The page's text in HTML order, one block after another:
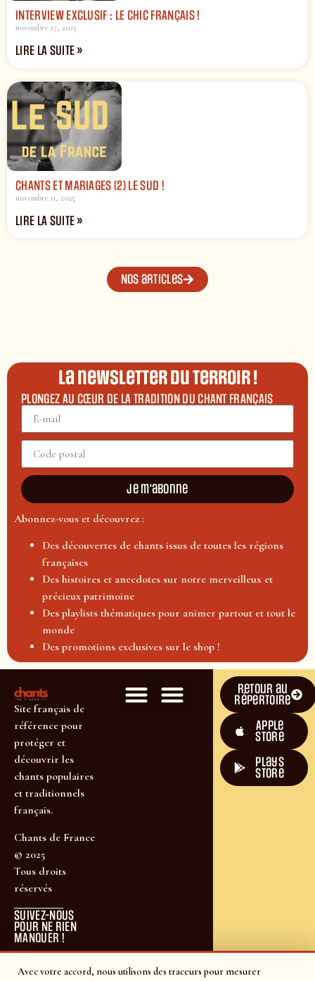
Avec votre accord, nous utilisons des traceurs pour mesurer
INTERVIEW EXCLUSIF : LE CHIC FRANÇAIS !
novembre 27, 2025
LIRE LA SUITE »
CHANTS ET MARIAGES (2) LE SUD !
novembre 11, 2025
LIRE LA SUITE »
Nos articles
La newsletter du terroir !
PLONGEZ AU CŒUR DE LA TRADITION DU CHANT FRANÇAIS
Je m'abonne
Abonnez-vous et découvrez :
Des découvertes de chants issus de toutes les régions
françaises
Des histoires et anecdotes sur notre merveilleux et
précieux patrimoine
Des playlists thématiques pour animer partout et tout le
monde
Des promotions exclusives sur le shop !
Site français de
référence pour
protéger et
découvrir les
chants populaires
et traditionnels
français.
Chants de France
© 2025
Tous droits
réservés
SUIVEZ-NOUS
POUR NE RIEN
MANQUER !
Retour au
répertoire
Apple
Store
plays
store